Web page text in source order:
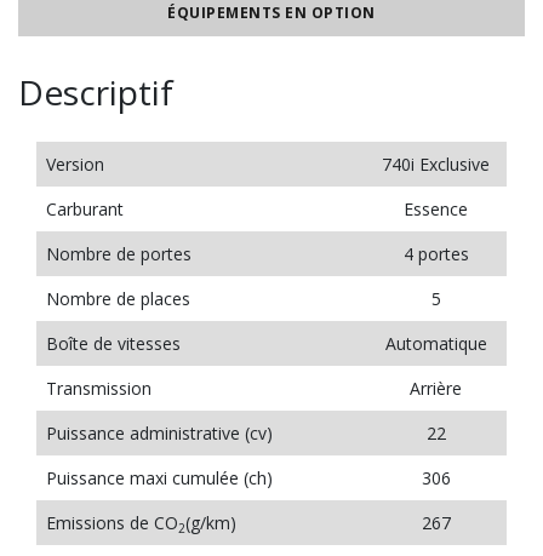
ÉQUIPEMENTS EN OPTION
Descriptif
Version
740i Exclusive
Carburant
Essence
Nombre de portes
4 portes
Nombre de places
5
Boîte de vitesses
Automatique
Transmission
Arrière
Puissance administrative (cv)
22
Puissance maxi cumulée (ch)
306
Emissions de CO2(g/km)
267